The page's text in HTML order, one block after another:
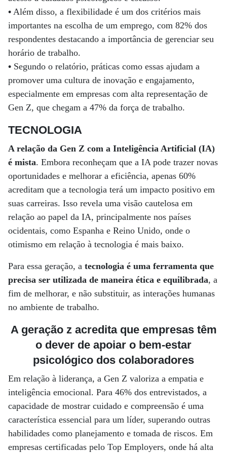
• Além disso, a flexibilidade é um dos critérios mais
importantes na escolha de um emprego, com 82% dos
respondentes destacando a importância de gerenciar seu
horário de trabalho.
• Segundo o relatório, práticas como essas ajudam a
promover uma cultura de inovação e engajamento,
especialmente em empresas com alta representação de
Gen Z, que chegam a 47% da força de trabalho.
TECNOLOGIA
A relação da Gen Z com a Inteligência Artificial (IA)
é mista. Embora reconheçam que a IA pode trazer novas
oportunidades e melhorar a eficiência, apenas 60%
acreditam que a tecnologia terá um impacto positivo em
suas carreiras. Isso revela uma visão cautelosa em
relação ao papel da IA, principalmente nos países
ocidentais, como Espanha e Reino Unido, onde o
otimismo em relação à tecnologia é mais baixo.
Para essa geração, a tecnologia é uma ferramenta que
precisa ser utilizada de maneira ética e equilibrada, a
fim de melhorar, e não substituir, as interações humanas
no ambiente de trabalho.
A geração z acredita que empresas têm
o dever de apoiar o bem-estar
psicológico dos colaboradores
Em relação à liderança, a Gen Z valoriza a empatia e
inteligência emocional. Para 46% dos entrevistados, a
capacidade de mostrar cuidado e compreensão é uma
característica essencial para um líder, superando outras
habilidades como planejamento e tomada de riscos. Em
empresas certificadas pelo Top Employers, onde há alta